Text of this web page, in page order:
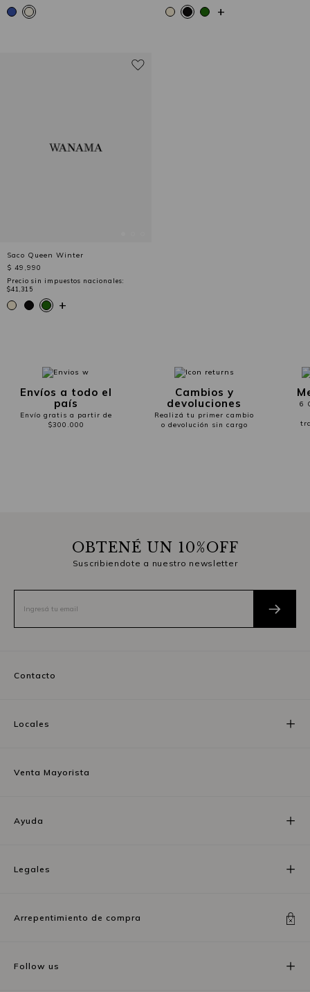
+
Saco Queen Winter
$ 49,990
Precio sin impuestos nacionales:
$41,315
+
Envíos a todo el
país
Envío gratis a partir de
$300.000
Cambios y
devoluciones
Realizá tu primer cambio
o devolución sin cargo
6
OBTENÉ UN 10%OFF
Suscribiendote a nuestro newsletter
Contacto
Locales
Venta Mayorista
Ayuda
Legales
Arrepentimiento de compra
Follow us